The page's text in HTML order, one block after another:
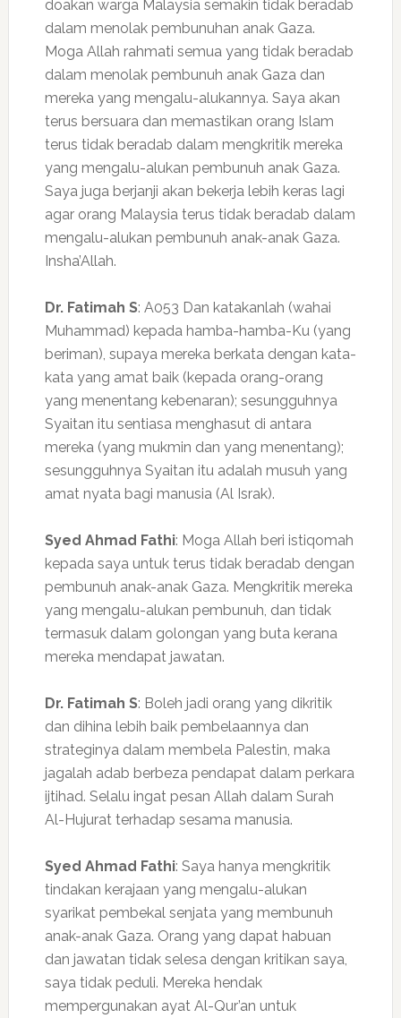
doakan warga Malaysia semakin tidak beradab
dalam menolak pembunuhan anak Gaza.
Moga Allah rahmati semua yang tidak beradab
dalam menolak pembunuh anak Gaza dan
mereka yang mengalu-alukannya. Saya akan
terus bersuara dan memastikan orang Islam
terus tidak beradab dalam mengkritik mereka
yang mengalu-alukan pembunuh anak Gaza.
Saya juga berjanji akan bekerja lebih keras lagi
agar orang Malaysia terus tidak beradab dalam
mengalu-alukan pembunuh anak-anak Gaza.
Insha’Allah.
Dr. Fatimah S: A053 Dan katakanlah (wahai
Muhammad) kepada hamba-hamba-Ku (yang
beriman), supaya mereka berkata dengan kata-
kata yang amat baik (kepada orang-orang
yang menentang kebenaran); sesungguhnya
Syaitan itu sentiasa menghasut di antara
mereka (yang mukmin dan yang menentang);
sesungguhnya Syaitan itu adalah musuh yang
amat nyata bagi manusia (Al Israk).
Syed Ahmad Fathi: Moga Allah beri istiqomah
kepada saya untuk terus tidak beradab dengan
pembunuh anak-anak Gaza. Mengkritik mereka
yang mengalu-alukan pembunuh, dan tidak
termasuk dalam golongan yang buta kerana
mereka mendapat jawatan.
Dr. Fatimah S: Boleh jadi orang yang dikritik
dan dihina lebih baik pembelaannya dan
strateginya dalam membela Palestin, maka
jagalah adab berbeza pendapat dalam perkara
ijtihad. Selalu ingat pesan Allah dalam Surah
Al-Hujurat terhadap sesama manusia.
Syed Ahmad Fathi: Saya hanya mengkritik
tindakan kerajaan yang mengalu-alukan
syarikat pembekal senjata yang membunuh
anak-anak Gaza. Orang yang dapat habuan
dan jawatan tidak selesa dengan kritikan saya,
saya tidak peduli. Mereka hendak
mempergunakan ayat Al-Qur’an untuk